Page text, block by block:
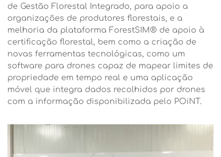
de Gestão Florestal Integrado, para apoio a
organizações de produtores florestais, e a
melhoria da plataforma ForestSIM® de apoio à
certificação florestal, bem como a criação de
novas ferramentas tecnológicas, como um
software para drones capaz de mapear limites de
propriedade em tempo real e uma aplicação
móvel que integra dados recolhidos por drones
com a informação disponibilizada pelo POiNT.